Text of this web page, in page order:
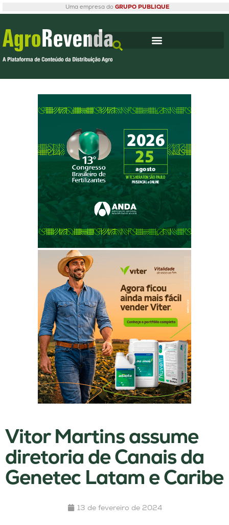
Uma empresa do GRUPO PUBLIQUE
Vitor Martins assume
diretoria de Canais da
Genetec Latam e Caribe
13 de fevereiro de 2024